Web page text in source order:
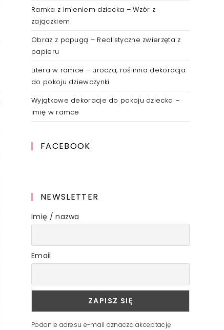
Ramka z imieniem dziecka – Wzór z
zajączkiem
Obraz z papugą – Realistyczne zwierzęta z
papieru
Litera w ramce – urocza, roślinna dekoracja
do pokoju dziewczynki
Wyjątkowe dekoracje do pokoju dziecka –
imię w ramce
FACEBOOK
NEWSLETTER
Imię / nazwa
Email
Podanie adresu e-mail oznacza akceptację